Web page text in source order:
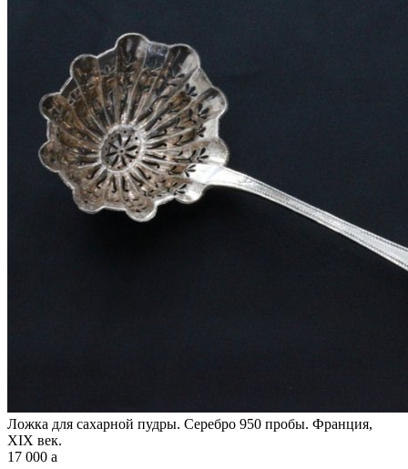
Ложка для сахарной пудры. Серебро 950 пробы. Франция,
XIX век.
17 000 a